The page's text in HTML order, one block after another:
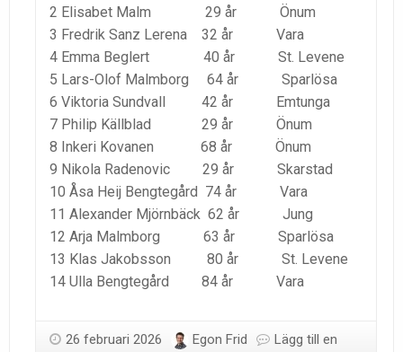
2 Elisabet Malm 29 år Önum
3 Fredrik Sanz Lerena 32 år Vara
4 Emma Beglert 40 år St. Levene
5 Lars-Olof Malmborg 64 år Sparlösa
6 Viktoria Sundvall 42 år Emtunga
7 Philip Källblad 29 år Önum
8 Inkeri Kovanen 68 år Önum
9 Nikola Radenovic 29 år Skarstad
10 Åsa Heij Bengtegård 74 år Vara
11 Alexander Mjörnbäck 62 år Jung
12 Arja Malmborg 63 år Sparlösa
13 Klas Jakobsson 80 år St. Levene
14 Ulla Bengtegård 84 år Vara
26 februari 2026 Egon Frid
Lägg till en